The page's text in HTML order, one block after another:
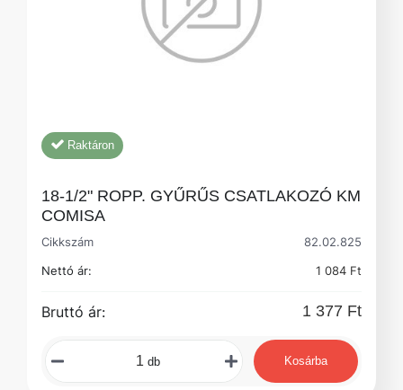
Raktáron
18-1/2" ROPP. GYŰRŰS CSATLAKOZÓ KM
COMISA
Cikkszám
82.02.825
Nettó ár:
1 084 Ft
Bruttó ár: 1 377 Ft
db Kosárba